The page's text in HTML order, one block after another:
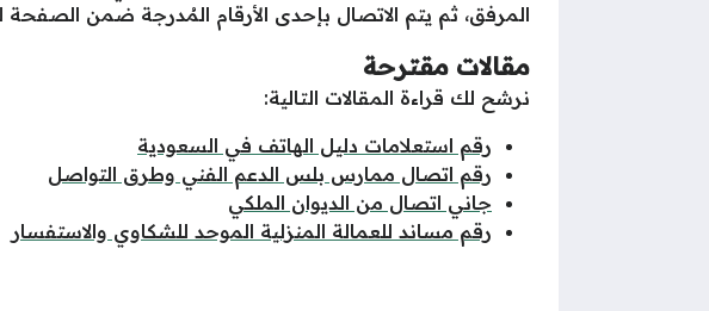
المرفق، ثم يتم الاتصال بإحدى الأرقام المُدرجة ضمن
مقالات مقترحة
نرشح لك قراءة المقالات التالية:
رقم استعلامات دليل الهاتف في السعودية
رقم اتصال ممارس بلس الدعم الفني وطرق التواصل
جاني اتصال من الديوان الملكي
رقم مساند للعمالة المنزلية الموحد للشكاوي والاستفسار